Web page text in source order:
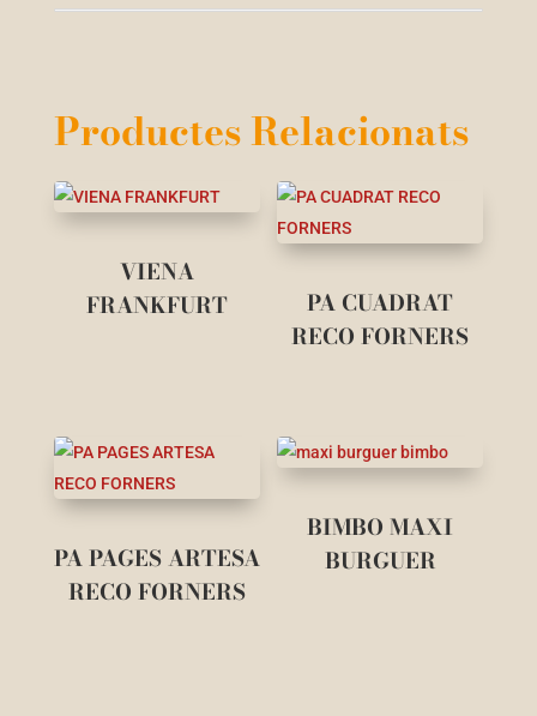
Productes Relacionats
VIENA
FRANKFURT
PA CUADRAT
RECO FORNERS
PA PAGES ARTESA
RECO FORNERS
BIMBO MAXI
BURGUER